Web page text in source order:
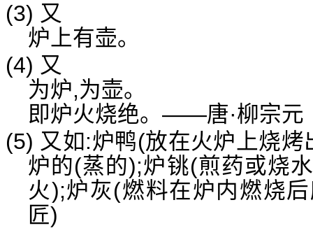
(3) 又
炉上有壶。
(4) 又
为炉,为壶。
即炉火烧绝。——唐·柳宗元
(5) 又如:炉鸭(放在火炉上烧
炉的(蒸的);炉铫(煎药或烧
火);炉灰(燃料在炉内燃烧
匠)